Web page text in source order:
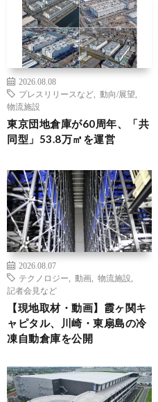
2026.08.08
プレスリリースなど
動向/展望
物流施設
東京団地倉庫が60周年、「共
同型」53.8万㎡を運営
2026.08.07
テクノロジー
動画 物流施設
記者会見など
【現地取材・動画】霞ヶ関キ
ャピタル、川崎・東扇島の冷
凍自動倉庫を公開